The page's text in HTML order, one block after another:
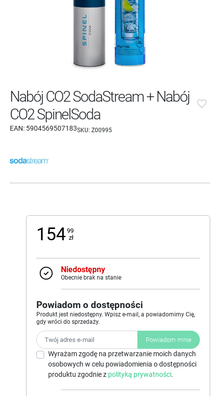
Nabój CO2 SodaStream + Nabój
CO2 SpinelSoda
EAN: 5904569507183SKU: Z00995
favorite_border
15499
zł
Niedostępny
Obecnie brak na stanie
Powiadom o dostępności
Produkt jest niedostępny. Wpisz e-mail, a powiadomimy Cię,
gdy wróci do sprzedaży.
Powiadom mnie
Wyrażam zgodę na przetwarzanie moich danych
osobowych w celu powiadomienia o dostępności
produktu zgodnie z polityką prywatności.